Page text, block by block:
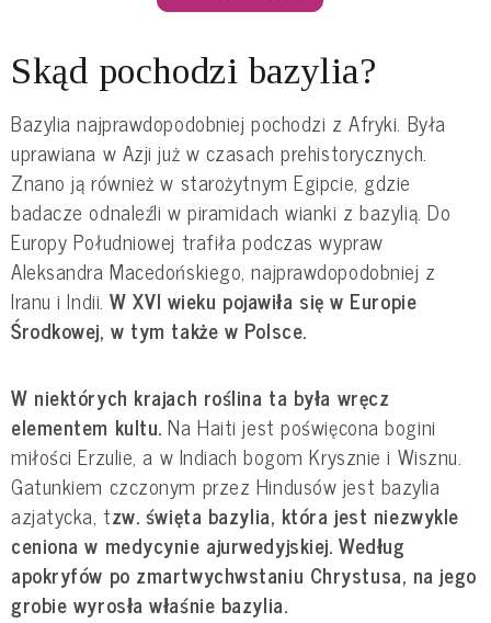
Skąd pochodzi bazylia?
Bazylia najprawdopodobniej pochodzi z Afryki. Była
uprawiana w Azji już w czasach prehistorycznych.
Znano ją również w starożytnym Egipcie, gdzie
badacze odnaleźli w piramidach wianki z bazylią. Do
Europy Południowej trafiła podczas wypraw
Aleksandra Macedońskiego, najprawdopodobniej z
Iranu i Indii. W XVI wieku pojawiła się w Europie
Środkowej, w tym także w Polsce.
W niektórych krajach roślina ta była wręcz
elementem kultu. Na Haiti jest poświęcona bogini
miłości Erzulie, a w Indiach bogom Krysznie i Wisznu.
Gatunkiem czczonym przez Hindusów jest bazylia
azjatycka, tzw. święta bazylia, która jest niezwykle
ceniona w medycynie ajurwedyjskiej. Według
apokryfów po zmartwychwstaniu Chrystusa, na jego
grobie wyrosła właśnie bazylia.